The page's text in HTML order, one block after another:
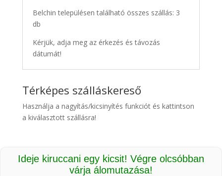
Belchin településen található összes szállás: 3
db
Kérjük, adja meg az érkezés és távozás
dátumát!
Térképes szálláskereső
Használja a nagyítás/kicsinyítés funkciót és kattintson
a kiválasztott szállásra!
Ideje kiruccani egy kicsit! Végre olcsóbban
várja álomutazása!